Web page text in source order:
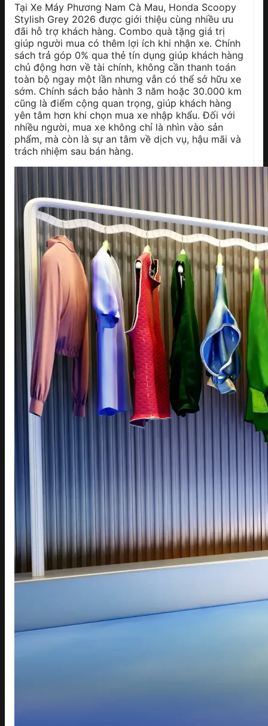
Tại Xe Máy Phương Nam Cà Mau, Honda Scoopy
Stylish Grey 2026 được giới thiệu cùng nhiều ưu
đãi hỗ trợ khách hàng. Combo quà tặng giá trị
giúp người mua có thêm lợi ích khi nhận xe. Chính
sách trả góp 0% qua thẻ tín dụng giúp khách hàng
chủ động hơn về tài chính, không cần thanh toán
toàn bộ ngay một lần nhưng vẫn có thể sở hữu xe
sớm. Chính sách bảo hành 3 năm hoặc 30.000 km
cũng là điểm cộng quan trọng, giúp khách hàng
yên tâm hơn khi chọn mua xe nhập khẩu. Đối với
nhiều người, mua xe không chỉ là nhìn vào sản
phẩm, mà còn là sự an tâm về dịch vụ, hậu mãi và
trách nhiệm sau bán hàng.